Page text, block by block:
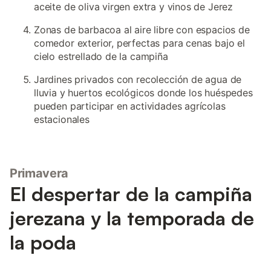
aceite de oliva virgen extra y vinos de Jerez
Zonas de barbacoa al aire libre con espacios de
comedor exterior, perfectas para cenas bajo el
cielo estrellado de la campiña
Jardines privados con recolección de agua de
lluvia y huertos ecológicos donde los huéspedes
pueden participar en actividades agrícolas
estacionales
Primavera
El despertar de la campiña
jerezana y la temporada de
la poda